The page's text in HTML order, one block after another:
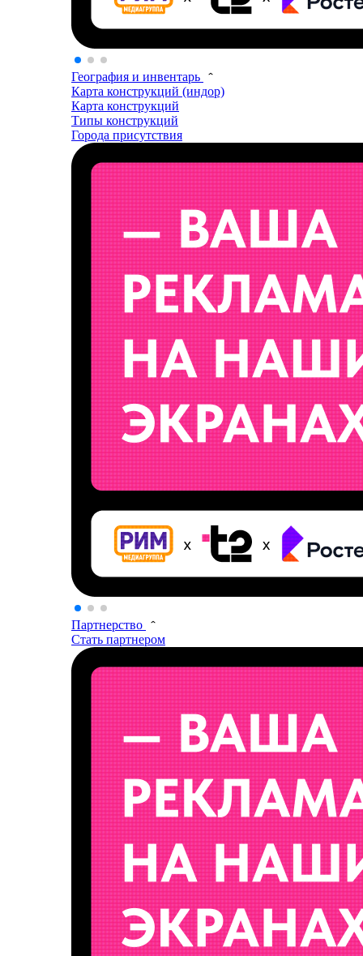
География и инвентарь
Карта конструкций (индор)
Карта конструкций
Типы конструкций
Города присутствия
Партнерство
Стать партнером